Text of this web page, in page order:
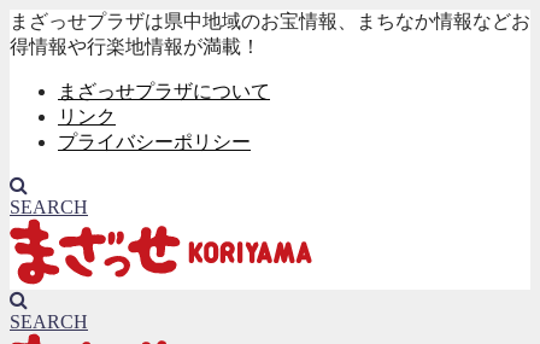
まざっせプラザは県中地域のお宝情報、まちなか情報などお
得情報や行楽地情報が満載！
まざっせプラザについて
リンク
プライバシーポリシー
SEARCH
SEARCH